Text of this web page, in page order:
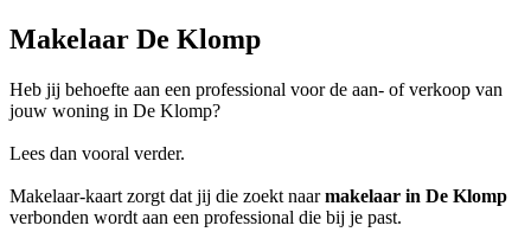
Makelaar De Klomp
Heb jij behoefte aan een professional voor de aan- of verkoop van
jouw woning in De Klomp?
Lees dan vooral verder.
Makelaar-kaart zorgt dat jij die zoekt naarmakelaar in De Klomp
verbonden wordt aan een professional die bij je past.